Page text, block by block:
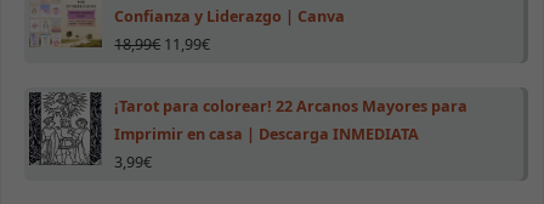
Confianza y Liderazgo | Canva
18,99€ 11,99€
¡Tarot para colorear! 22 Arcanos Mayores para
Imprimir en casa | Descarga INMEDIATA
3,99€
opcionales.